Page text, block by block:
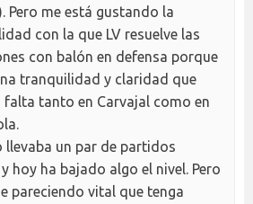
Pero me está gustando la
con la que LV resuelve las
con balón en defensa porque
tranquilidad y claridad que
falta tanto en Carvajal como en
llevaba un par de partidos
hoy ha bajado algo el nivel. Pero
pareciendo vital que tenga